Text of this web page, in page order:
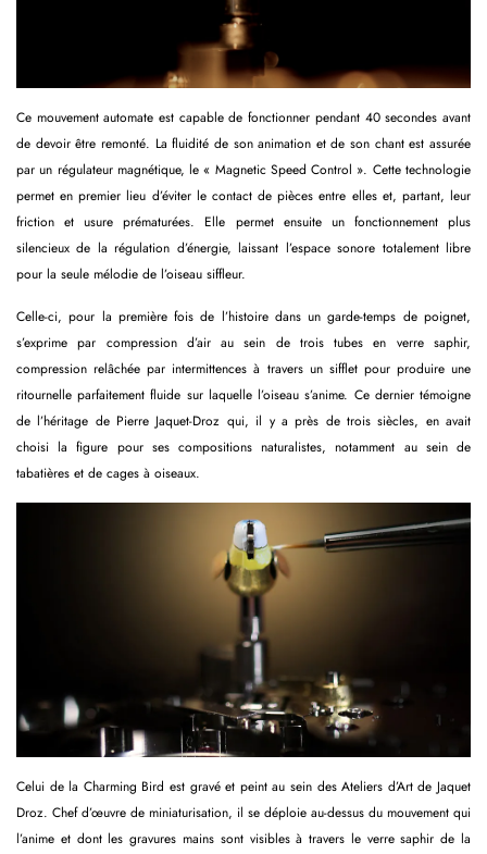
Ce mouvement automate est capable de fonctionner pendant 40 secondes avant
de devoir être remonté. La fluidité de son animation et de son chant est assurée
par un régulateur magnétique, le « Magnetic Speed Control ». Cette technologie
permet en premier lieu d’éviter le contact de pièces entre elles et, partant, leur
friction et usure prématurées. Elle permet ensuite un fonctionnement plus
silencieux de la régulation d’énergie, laissant l’espace sonore totalement libre
pour la seule mélodie de l’oiseau siffleur.
Celle-ci, pour la première fois de l’histoire dans un garde-temps de poignet,
s’exprime par compression d’air au sein de trois tubes en verre saphir,
compression relâchée par intermittences à travers un sifflet pour produire une
ritournelle parfaitement fluide sur laquelle l’oiseau s’anime. Ce dernier témoigne
de l’héritage de Pierre Jaquet-Droz qui, il y a près de trois siècles, en avait
choisi la figure pour ses compositions naturalistes, notamment au sein de
tabatières et de cages à oiseaux.
Celui de la Charming Bird est gravé et peint au sein des Ateliers d’Art de Jaquet
Droz. Chef d’œuvre de miniaturisation, il se déploie au-dessus du mouvement qui
l’anime et dont les gravures mains sont visibles à travers le verre saphir de la